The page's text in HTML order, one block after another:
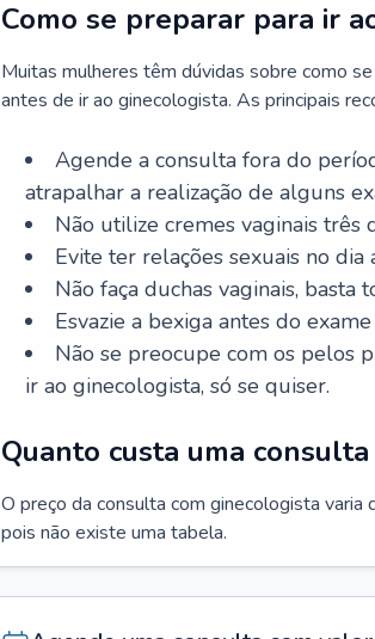
Como se preparar para ir
Muitas mulheres têm dúvidas sobre como
antes de ir ao ginecologista. As principais
Agende a consulta fora do
atrapalhar a realização de alguns
Não utilize cremes vaginais três
Evite ter relações sexuais no dia
Não faça duchas vaginais,
Esvazie a bexiga antes do
Não se preocupe com os pelos
ir ao ginecologista, só se quiser.
Quanto custa uma
O preço da consulta com ginecologista varia
pois não existe uma tabela.